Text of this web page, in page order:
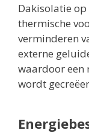
Dakisolatie
thermische
verminderen
externe
waardoor een
wordt